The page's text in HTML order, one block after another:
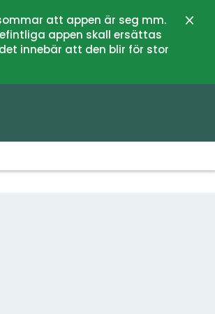
att appen är seg mm.
appen skall ersättas
innebär att den blir för stor